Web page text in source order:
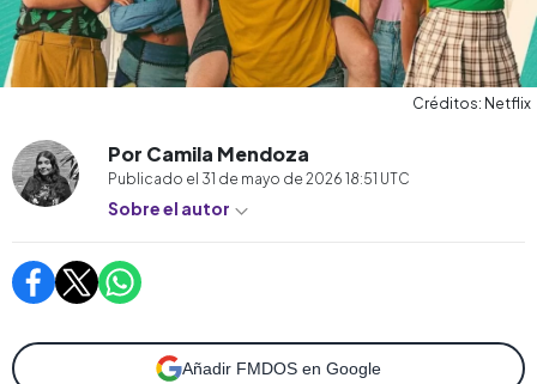
Créditos: Netflix
Por Camila Mendoza
Publicado el 31 de mayo de 2026 18:51 UTC
Sobre el autor
Añadir FMDOS en Google